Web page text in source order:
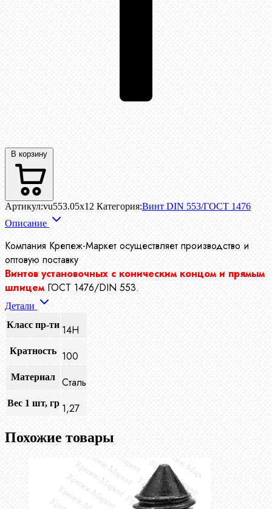
В корзину
Артикул:vu553.05x12 Категория:Винт DIN 553/ГОСТ 1476
Описание
Компания Крепеж-Маркет осуществляет производство и
оптовую поставку
Винтов установочных с коническим концом и прямым
шлицем ГОСТ 1476/DIN 553.
Детали
Класс пр-ти 14Н
Кратность 100
Материал Сталь
Вес 1 шт, гр 1,27
Похожие товары